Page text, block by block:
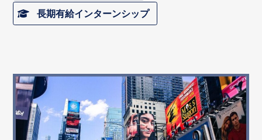
長期有給インターンシップ